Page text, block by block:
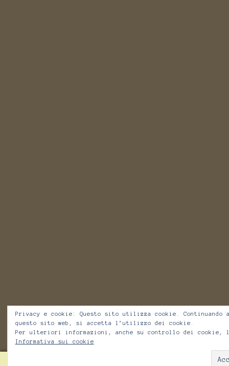
Privacy e cookie: Questo sito utilizza cookie.
questo sito web, si accetta l’utilizzo dei cookie.
Per ulteriori informazioni, anche su controllo dei cookie,
Informativa sui cookie